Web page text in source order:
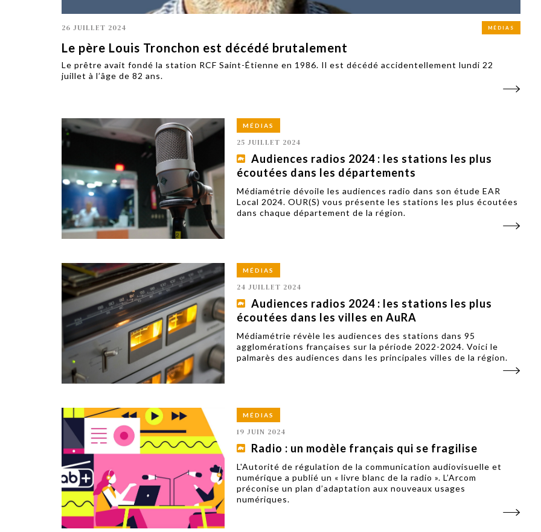
26 JUILLET 2024 MÉDIAS
Le père Louis Tronchon est décédé brutalement
Le prêtre avait fondé la station RCF Saint-Étienne en 1986. Il est décédé accidentellement lundi 22
juillet à l’âge de 82 ans.
MÉDIAS
25 JUILLET 2024
Audiences radios 2024 : les stations les plus
écoutées dans les départements
Médiamétrie dévoile les audiences radio dans son étude EAR
Local 2024. OUR(S) vous présente les stations les plus écoutées
dans chaque département de la région.
MÉDIAS
24 JUILLET 2024
Audiences radios 2024 : les stations les plus
écoutées dans les villes en AuRA
Médiamétrie révèle les audiences des stations dans 95
agglomérations françaises sur la période 2022-2024. Voici le
palmarès des audiences dans les principales villes de la région.
MÉDIAS
19 JUIN 2024
Radio : un modèle français qui se fragilise
L'Autorité de régulation de la communication audiovisuelle et
numérique a publié un « livre blanc de la radio ». L’Arcom
préconise un plan d’adaptation aux nouveaux usages
numériques.